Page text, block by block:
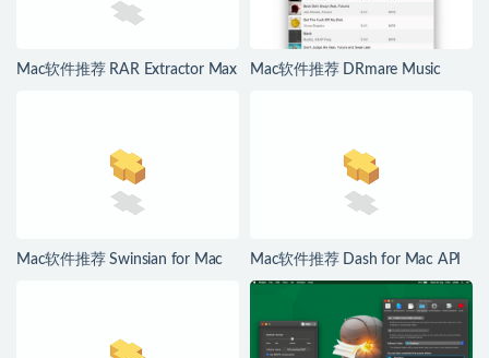
Mac软件推荐 RAR Extractor Max
Mac软件推荐 DRmare Music
Mac软件推荐 Swinsian for Mac
Mac软件推荐 Dash for Mac API
文档和代码片段管理